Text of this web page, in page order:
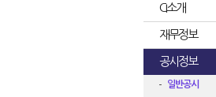
CI소개
재무정보
공시정보
일반공시